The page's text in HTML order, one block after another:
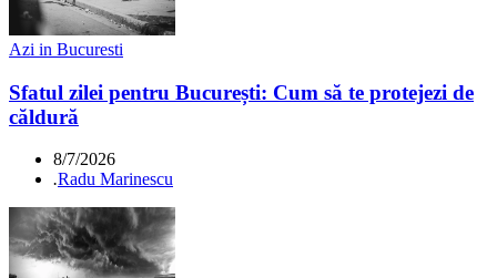
Azi in Bucuresti
Sfatul zilei pentru București: Cum să te protejezi de
căldură
8/7/2026
.Radu Marinescu